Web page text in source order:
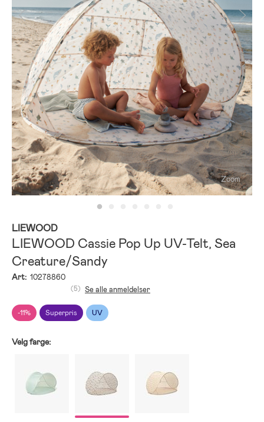
Zoom
LIEWOOD
LIEWOOD Cassie Pop Up UV-Telt, Sea
Creature/Sandy
Art: 10278860
-11% Superpris UV
(5) Se alle anmeldelser
Velg farge: